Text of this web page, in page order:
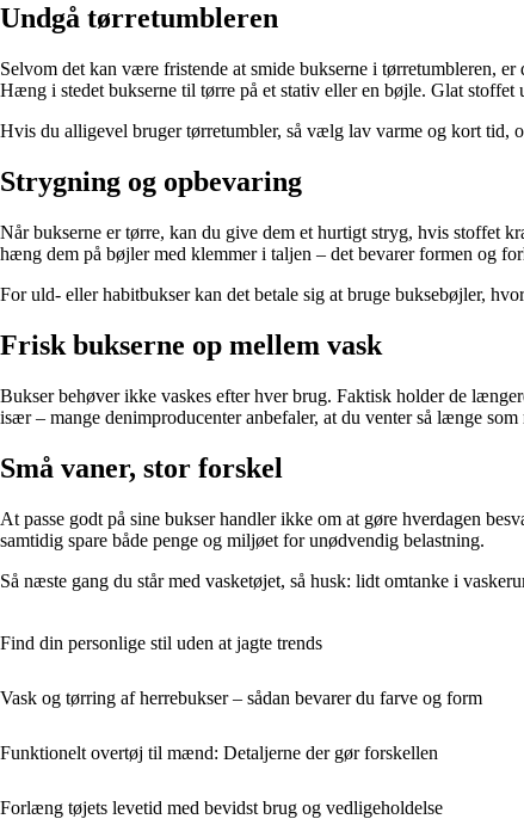
Undgå tørretumbleren
Selvom det kan være fristende at smide bukserne i tørretumbleren,
Hæng i stedet bukserne til tørre på et stativ eller en bøjle. Glat
Hvis du alligevel bruger tørretumbler, så vælg lav varme og kort tid,
Strygning og opbevaring
Når bukserne er tørre, kan du give dem et hurtigt stryg, hvis stoffet
hæng dem på bøjler med klemmer i taljen – det bevarer formen og
For uld- eller habitbukser kan det betale sig at bruge buksebøjler,
Frisk bukserne op mellem vask
Bukser behøver ikke vaskes efter hver brug. Faktisk holder de
især – mange denimproducenter anbefaler, at du venter så længe
Små vaner, stor forskel
At passe godt på sine bukser handler ikke om at gøre hverdagen
samtidig spare både penge og miljøet for unødvendig belastning.
Så næste gang du står med vasketøjet, så husk: lidt omtanke i
Find din personlige stil uden at jagte trends
Vask og tørring af herrebukser – sådan bevarer du farve og form
Funktionelt overtøj til mænd: Detaljerne der gør forskellen
Forlæng tøjets levetid med bevidst brug og vedligeholdelse